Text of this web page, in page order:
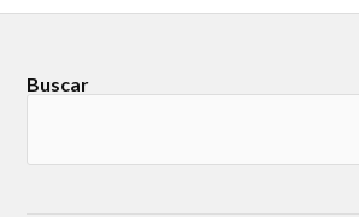
Buscar